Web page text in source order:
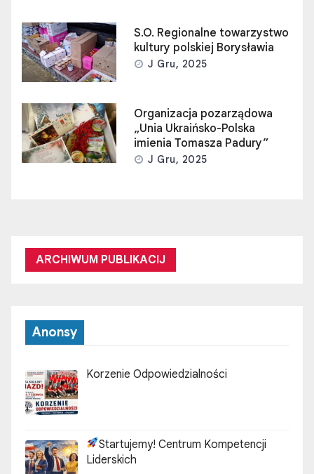
S.O. Regionalne towarzystwo
kultury polskiej Borysławia
J Gru, 2025
Organizacja pozarządowa
„Unia Ukraińsko-Polska
imienia Tomasza Padury”
J Gru, 2025
ARCHIWUM PUBLIKACIJ
Anonsy
Korzenie Odpowiedzialności
Startujemy! Centrum Kompetencji
Liderskich